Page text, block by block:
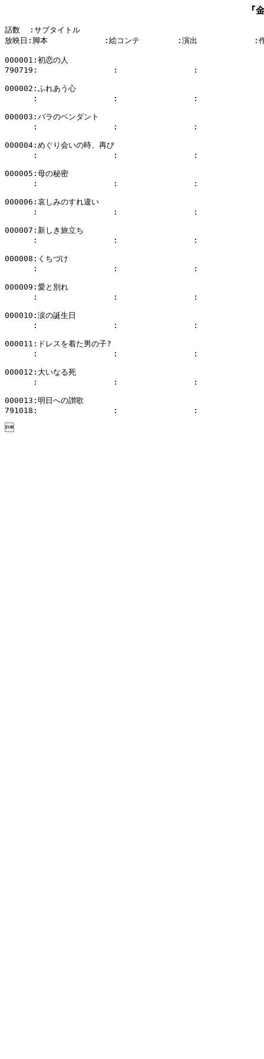
『
話数  :サブタイトル
放映日:脚本            :絵コンテ        :演出            :作
000001:初恋の人
790719:                :                :
000002:ふれあう心
:                :                :
000003:バラのペンダント
:                :                :
000004:めぐり会いの時、再び
:                :                :
000005:母の秘密
:                :                :
000006:哀しみのすれ違い
:                :                :
000007:新しき旅立ち
:                :                :
000008:くちづけ
:                :                :
000009:愛と別れ
:                :                :
000010:涙の誕生日
:                :                :
000011:ドレスを着た男の子?
:                :                :
000012:大いなる死
:                :                :
000013:明日への讃歌
